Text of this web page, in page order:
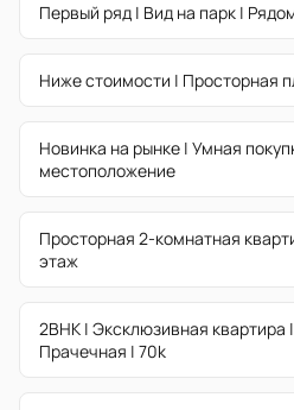
Первый ряд | Вид на парк |
Ниже стоимости | Просторная
Новинка на рынке | Умная
местоположение
Просторная 2-комнатная
этаж
2BHK | Эксклюзивная квартира
Прачечная | 70k